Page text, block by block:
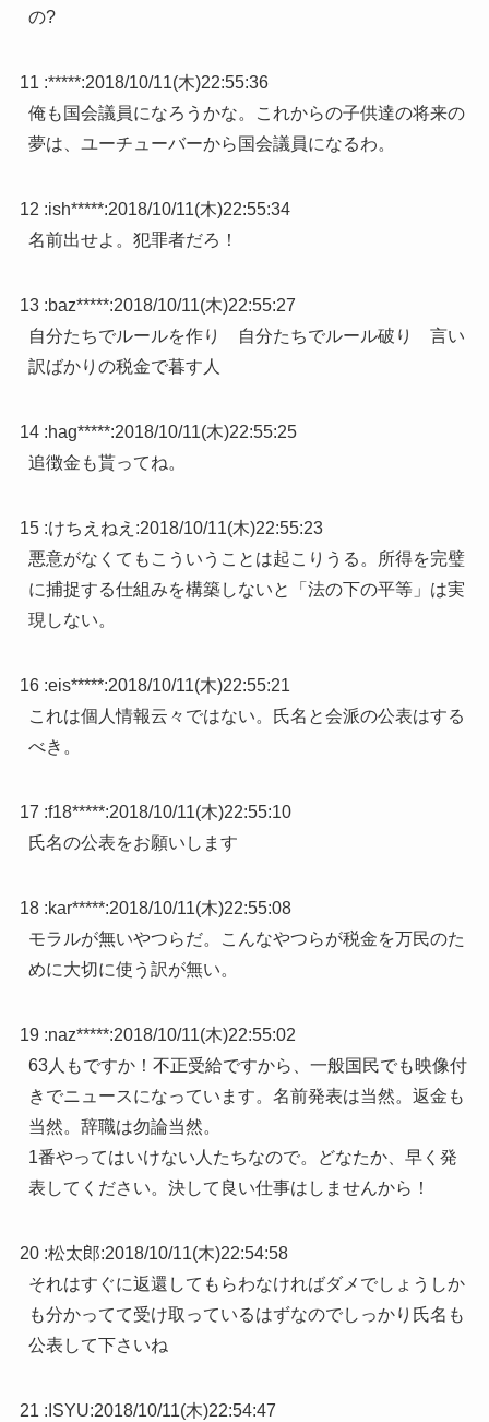
の?
11 :*****:2018/10/11(木)22:55:36
俺も国会議員になろうかな。これからの子供達の将来の
夢は、ユーチューバーから国会議員になるわ。
12 :ish*****:2018/10/11(木)22:55:34
名前出せよ。犯罪者だろ！
13 :baz*****:2018/10/11(木)22:55:27
自分たちでルールを作り 自分たちでルール破り 言い
訳ばかりの税金で暮す人
14 :hag*****:2018/10/11(木)22:55:25
追徴金も貰ってね。
15 :けちえねえ :2018/10/11(木)22:55:23
悪意がなくてもこういうことは起こりうる。所得を完璧
に捕捉する仕組みを構築しないと「法の下の平等」は実
現しない。
16 :eis*****:2018/10/11(木)22:55:21
これは個人情報云々ではない。氏名と会派の公表はする
べき。
17 :f18*****:2018/10/11(木)22:55:10
氏名の公表をお願いします
18 :kar*****:2018/10/11(木)22:55:08
モラルが無いやつらだ。こんなやつらが税金を万民のた
めに大切に使う訳が無い。
19 :naz*****:2018/10/11(木)22:55:02
63人もですか！不正受給ですから、一般国民でも映像付
きでニュースになっています。名前発表は当然。返金も
当然。辞職は勿論当然。
1番やってはいけない人たちなので。どなたか、早く発
表してください。決して良い仕事はしませんから！
20 :松太郎:2018/10/11(木)22:54:58
それはすぐに返還してもらわなければダメでしょうしか
も分かってて受け取っているはずなのでしっかり氏名も
公表して下さいね
21 : ISYU:2018/10/11(木)22:54:47